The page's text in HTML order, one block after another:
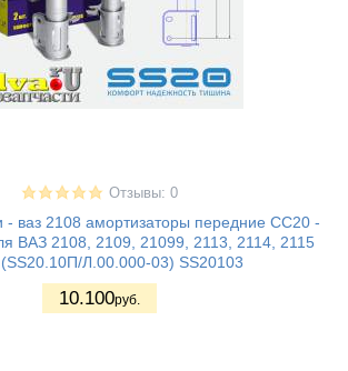
Отзывы: 0
- ваз 2108 амортизаторы передние СС20 -
ВАЗ 2108, 2109, 21099, 2113, 2114, 2115
Л.00.000-03) SS20103
10.100руб.